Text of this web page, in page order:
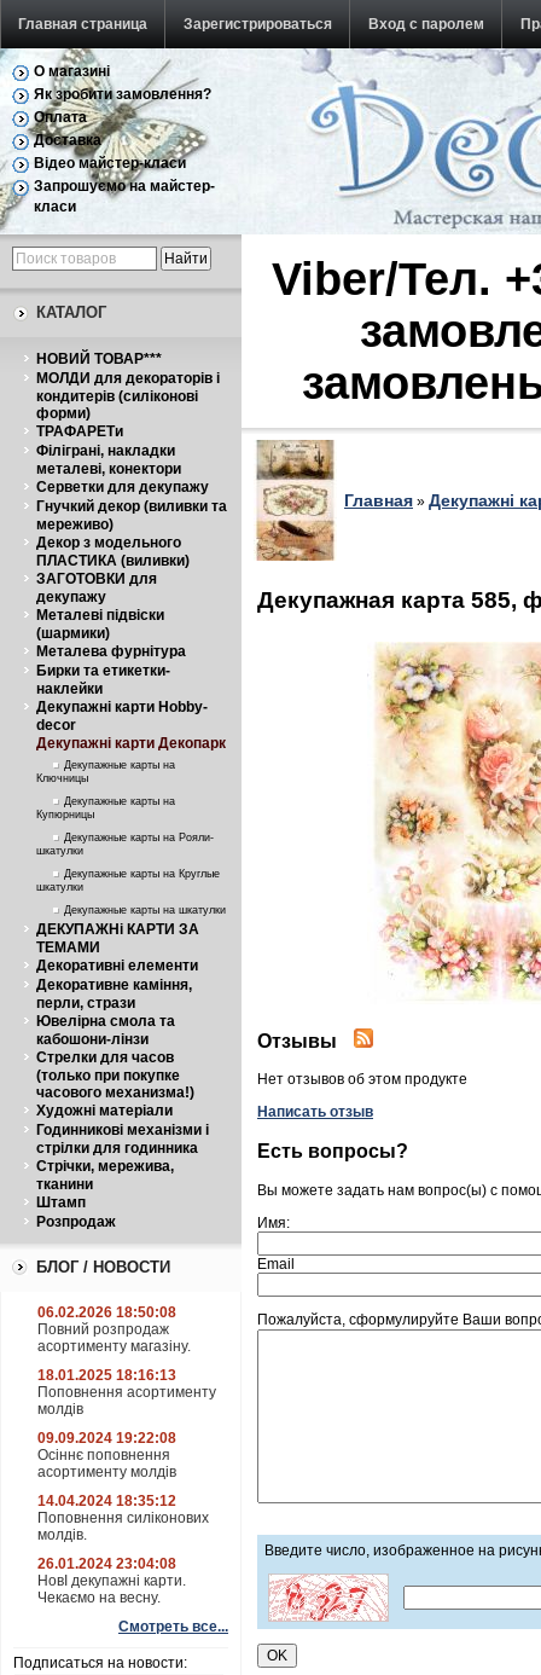
Главная страница Зарегистрироваться Вход с паролем
Обратная связь
О магазині
Як зробити замовлення?
Оплата
Доставка
Відео майстер-класи
Запрошуємо на майстер-
класи
КАТАЛОГ
НОВИЙ ТОВАР***
МОЛДИ для декораторів і
кондитерів (силіконові
форми)
ТРАФАРЕТи
Філіграні, накладки
металеві, конектори
Серветки для декупажу
Гнучкий декор (виливки та
мереживо)
Декор з модельного
ПЛАСТИКА (виливки)
ЗАГОТОВКИ для
декупажу
Металеві підвіски
(шармики)
Металева фурнітура
Бирки та етикетки-
наклейки
Декупажні карти Hobby-
decor
Декупажні карти Декопарк
Декупажные карты на
Ключницы
Декупажные карты на
Купюрницы
Декупажные карты на Рояли-
шкатулки
Декупажные карты на Круглые
шкатулки
Декупажные карты на шкатулки
ДЕКУПАЖНі КАРТИ ЗА
ТЕМАМИ
Декоративні елементи
Декоративне каміння,
перли, стрази
Ювелірна смола та
кабошони-лінзи
Стрелки для часов
(только при покупке
часового механизма!)
Художні матеріали
Годинникові механізми і
стрілки для годинника
Стрічки, мережива,
тканини
Штамп
Розпродаж
БЛОГ / НОВОСТИ
06.02.2026 18:50:08
Повний розпродаж
асортименту магазіну.
18.01.2025 18:16:13
Поповнення асортименту
молдів
09.09.2024 19:22:08
Осіннє поповнення
асортименту молдів
14.04.2024 18:35:12
Поповнення силіконових
молдів.
26.01.2024 23:04:08
НовІ декупажні карти.
Чекаємо на весну.
Смотреть все...
Подписаться на новости:
Viber/Тел.
Главная » Декупажні
Декупажная карта 585,
Отзывы
Нет отзывов об этом продукте
Написать отзыв
Есть вопросы?
Вы можете задать нам вопрос(ы) с
Имя:
Email
Пожалуйста, сформулируйте Ваши
Введите число, изображенное на